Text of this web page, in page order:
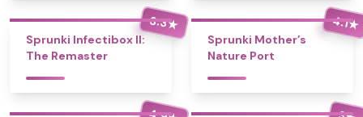
3.3★
Sprunki Infectibox II:
The Remaster
4.1★
Sprunki Mother’s
Nature Port